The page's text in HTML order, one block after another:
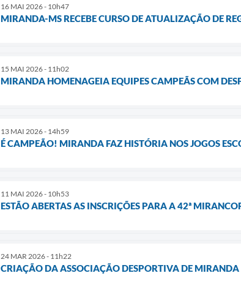
16 MAI 2026 - 10h47
MIRANDA-MS RECEBE CURSO DE ATUALIZAÇÃO DE
15 MAI 2026 - 11h02
MIRANDA HOMENAGEIA EQUIPES CAMPEÃS COM
13 MAI 2026 - 14h59
É CAMPEÃO! MIRANDA FAZ HISTÓRIA NOS JOGOS
11 MAI 2026 - 10h53
ESTÃO ABERTAS AS INSCRIÇÕES PARA A 42ª
24 MAR 2026 - 11h22
CRIAÇÃO DA ASSOCIAÇÃO DESPORTIVA DE